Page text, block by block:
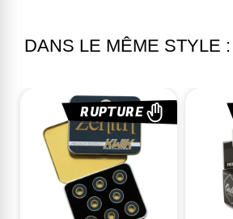
DANS LE MÊME STYLE :
RUPTURE